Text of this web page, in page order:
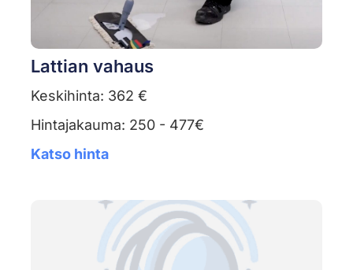
Lattian vahaus
Keskihinta: 362 €
Hintajakauma: 250 - 477€
Katso hinta